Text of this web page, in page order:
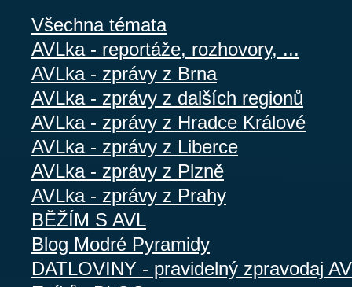
Všechna témata
AVLka - reportáže, rozhovory, ...
AVLka - zprávy z Brna
AVLka - zprávy z dalších regionů
AVLka - zprávy z Hradce Králové
AVLka - zprávy z Liberce
AVLka - zprávy z Plzně
AVLka - zprávy z Prahy
BĚŽÍM S AVL
Blog Modré Pyramidy
DATLOVINY - pravidelný zpravodaj